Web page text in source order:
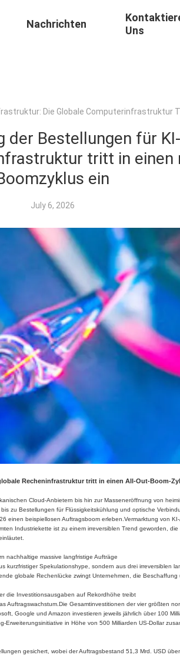
Nachrichten
Uns
Die Globale Computerinfrastruktur
der Bestellungen für
tritt in einen
ein
July 6, 2026
Recheninfrastruktur tritt in einen All-Out-Boom-
Cloud-Anbietern bis hin zur Masseneröffnung von
zu Bestellungen für Flüssigkeitskühlung und optische
einen beispiellosen Auftragsboom erleben.Vermarktung von
Industriekette ist zu einem irreversiblen Trend geworden,
nachhaltige massive langfristige Aufträge
kurzfristiger Spekulationshype, sondern aus drei irreversiblen
globale Rechenlücke zwingt Unternehmen, die Beschaffung
die Investitionsausgaben auf Rekordhöhe treibt
Auftragswachstum.Die Gesamtinvestitionen der vier größten
Google und Amazon investieren jeweils jährlich über 100
in Höhe von 500 Milliarden US-Dollar
gesichert, wobei der Auftragsbestand 51,3 Mrd. USD